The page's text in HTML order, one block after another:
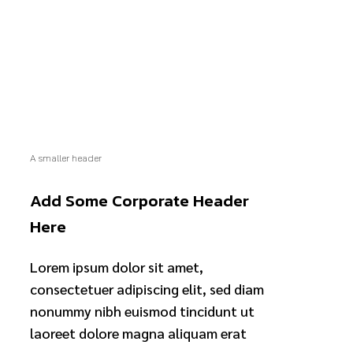
A smaller header
Add Some Corporate Header
Here
Lorem ipsum dolor sit amet,
consectetuer adipiscing elit, sed diam
nonummy nibh euismod tincidunt ut
laoreet dolore magna aliquam erat